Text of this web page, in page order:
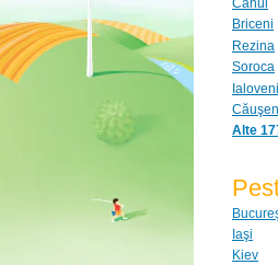
Cahul
Briceni
Rezina
Soroca
Ialoveni
Alte
Iaşi
Kiev